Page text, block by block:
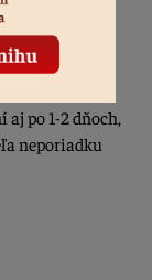
aj po 1-2 dňoch,
neporiadku